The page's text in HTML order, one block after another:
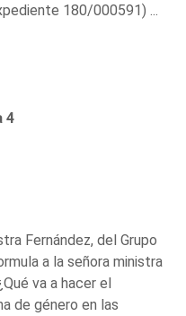
180/000591) ...
4
Fernández, del Grupo
a la señora ministra
va a hacer el
de género en las